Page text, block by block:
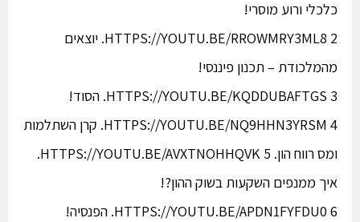
כלכלי ורוע מוסרי!
HTTPS://YOUTU.BE/RROWMRY3ML8 2. יוצאים
מהמלכודת – תכנון פיננסי!
HTTPS://YOUTU.BE/KQDDUBAFTGS 3. הסוד!
HTTPS://YOUTU.BE/NQ9HHN3YRSM 4. קרן השתלמות
ומס רווח הון. HTTPS://YOUTU.BE/AVXTNOHHQVK 5.
איך ממנפים השקעות בשוק ההון?!
HTTPS://YOUTU.BE/APDN1FYFDU0 6. הפנסיה!